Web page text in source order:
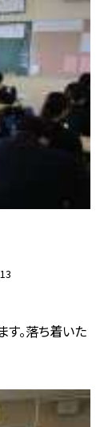
。落ち着いた